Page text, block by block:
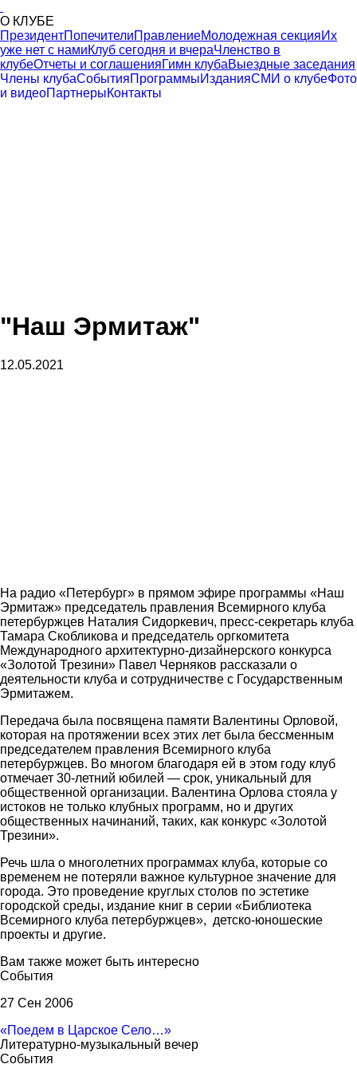
О КЛУБЕ
ПрезидентПопечителиПравлениеМолодежная секцияИх
уже нет с намиКлуб сегодня и вчераЧленство в
клубеОтчеты и соглашенияГимн клубаВыездные заседания
Члены клубаСобытияПрограммыИзданияСМИ о клубеФото
и видеоПартнерыКонтакты
"Наш Эрмитаж"
12.05.2021
На радио «Петербург» в прямом эфире программы «Наш
Эрмитаж» председатель правления Всемирного клуба
петербуржцев Наталия Сидоркевич, пресс-секретарь клуба
Тамара Скобликова и председатель оргкомитета
Международного архитектурно-дизайнерского конкурса
«Золотой Трезини» Павел Черняков рассказали о
деятельности клуба и сотрудничестве с Государственным
Эрмитажем.
Передача была посвящена памяти Валентины Орловой,
которая на протяжении всех этих лет была бессменным
председателем правления Всемирного клуба
петербуржцев. Во многом благодаря ей в этом году клуб
отмечает 30-летний юбилей — срок, уникальный для
общественной организации. Валентина Орлова стояла у
истоков не только клубных программ, но и других
общественных начинаний, таких, как конкурс «Золотой
Трезини».
Речь шла о многолетних программах клуба, которые со
временем не потеряли важное культурное значение для
города. Это проведение круглых столов по эстетике
городской среды, издание книг в серии «Библиотека
Всемирного клуба петербуржцев», детско-юношеские
проекты и другие.
Вам также может быть интересно
События
27 Сен 2006
«Поедем в Царское Село…»
Литературно-музыкальный вечер
События